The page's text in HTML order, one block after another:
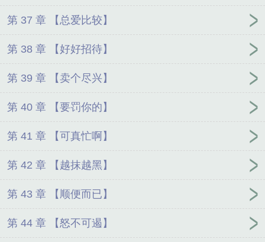
第 37 章 【总爱比较】
第 38 章 【好好招待】
第 39 章 【卖个尽兴】
第 40 章 【要罚你的】
第 41 章 【可真忙啊】
第 42 章 【越抹越黑】
第 43 章 【顺便而已】
第 44 章 【怒不可遏】